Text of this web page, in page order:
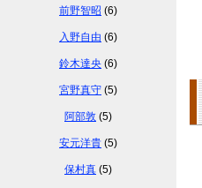
前野智昭 (6)
入野自由 (6)
鈴木達央 (6)
宮野真守 (5)
阿部敦 (5)
安元洋貴 (5)
保村真 (5)